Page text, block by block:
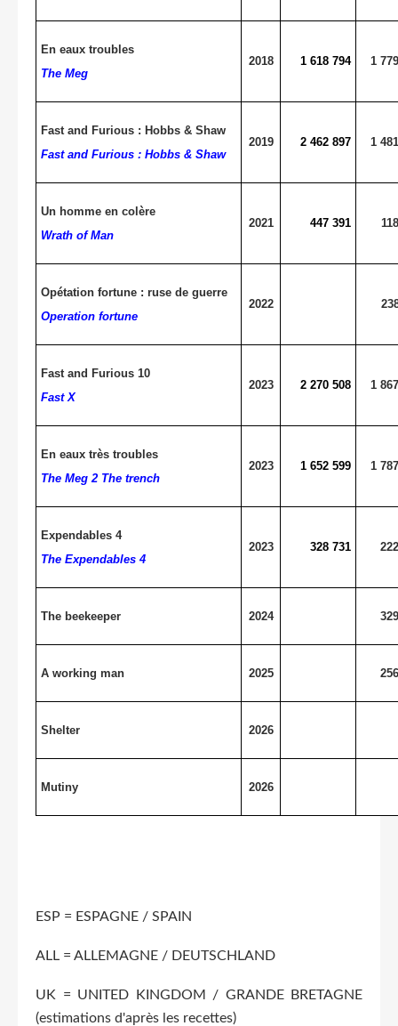
En eaux troubles
The Meg
2018 1 618 794 1
Fast and Furious : Hobbs & Shaw
Fast and Furious : Hobbs & Shaw
2019 2 462 897 1
Un homme en colère
Wrath of Man
2021 447 391
Opétation fortune : ruse de guerre
Operation fortune
2022
Fast and Furious 10
Fast X
2023 2 270 508 1
En eaux très troubles
The Meg 2 The trench
2023 1 652 599 1
Expendables 4
The Expendables 4
2023 328 731
The beekeeper 2024
A working man 2025
Shelter 2026
Mutiny 2026
ESP = ESPAGNE / SPAIN
ALL = ALLEMAGNE / DEUTSCHLAND
UK = UNITED KINGDOM / GRANDE BRETAGNE
(estimations d'après les recettes)